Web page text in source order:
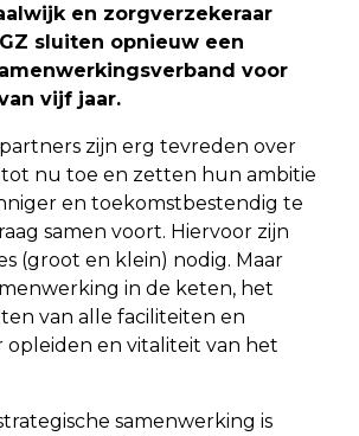
en zorgverzekeraar
sluiten opnieuw een
voor
vijf jaar.
zijn erg tevreden over
nu toe en zetten hun ambitie
en toekomstbestendig te
samen voort. Hiervoor zijn
(groot en klein) nodig. Maar
in de keten, het
van alle faciliteiten en
opleiden en vitaliteit van het
samenwerking is